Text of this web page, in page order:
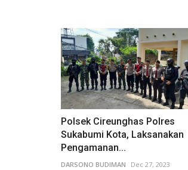
Polsek Cireunghas Polres
Sukabumi Kota, Laksanakan
Pengamanan...
DARSONO BUDIMAN
Dec 27, 2023
Pariwisata & Budaya